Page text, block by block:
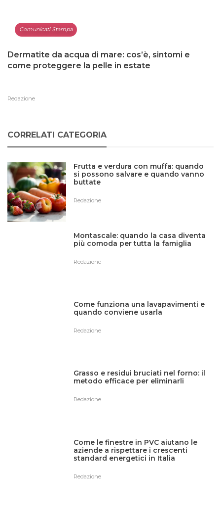
Comunicati Stampa
Dermatite da acqua di mare: cos’è, sintomi e
come proteggere la pelle in estate
Redazione
CORRELATI CATEGORIA
Frutta e verdura con muffa: quando
si possono salvare e quando vanno
buttate
Redazione
Montascale: quando la casa diventa
più comoda per tutta la famiglia
Redazione
Come funziona una lavapavimenti e
quando conviene usarla
Redazione
Grasso e residui bruciati nel forno: il
metodo efficace per eliminarli
Redazione
Come le finestre in PVC aiutano le
aziende a rispettare i crescenti
standard energetici in Italia
Redazione